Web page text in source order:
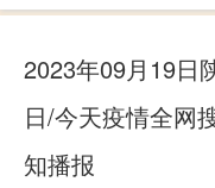
2023年09月19日
日/今天疫情全网
知播报